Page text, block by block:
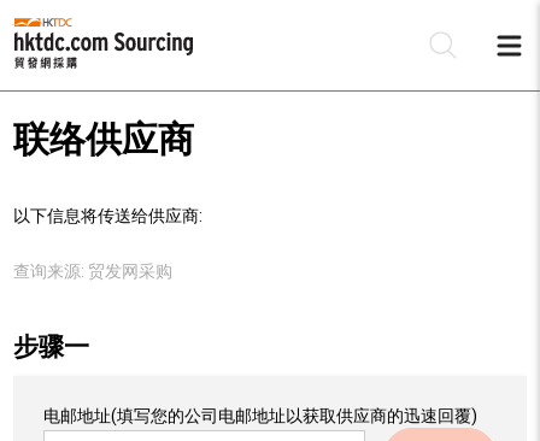
联络供应商
以下信息将传送给供应商:
查询来源: 贸发网采购
步骤一
电邮地址(填写您的公司电邮地址以获取供应商的迅速回覆)